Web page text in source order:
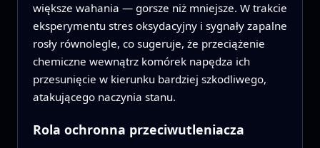
większe wahania — gorsze niż mniejsze. W trakcie
eksperymentu stres oksydacyjny i sygnały zapalne
rosły równolegle, co sugeruje, że przeciążenie
chemiczne wewnątrz komórek napędza ich
przesunięcie w kierunku bardziej szkodliwego,
atakującego naczynia stanu.
Rola ochronna przeciwutleniacza